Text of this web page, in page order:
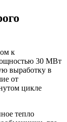
к
30 МВт
выработку в
от
цикле
тепло